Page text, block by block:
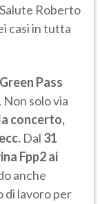
Roberto
casi in tutta
Pass
. Non solo via
concerto,
Dal 31
Fpp2 ai
anche
di lavoro per